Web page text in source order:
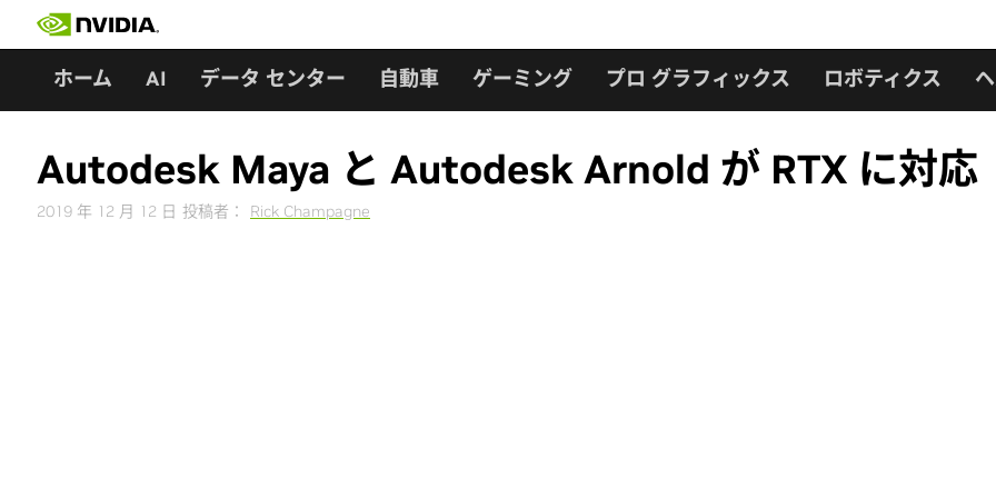
ホーム AI データ センター 自動車 ゲーミング プロ グラフィックス ロボティクス
Autodesk Maya と Autodesk Arnold が RTX に対応
2019 年 12 月 12 日 投稿者： Rick Champagne